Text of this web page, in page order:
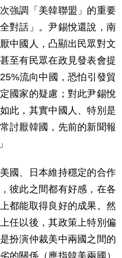
強調「美韓聯盟」的重要
對話」。尹錫悅還說，南
中國人，凸顯出民眾對文
至有民眾在政見發表會提
流向中國，恐怕引發貿
國家的疑慮；對此尹錫悅
此，其實中國人、特別是
討厭韓國，先前的新聞報
國、日本維持穩定的合作
彼此之間都有好感，在各
都能取得良好的成果。然
任以後，其政策上特別偏
扮演仲裁美中兩國之間的
的關係（應指韓美兩國）